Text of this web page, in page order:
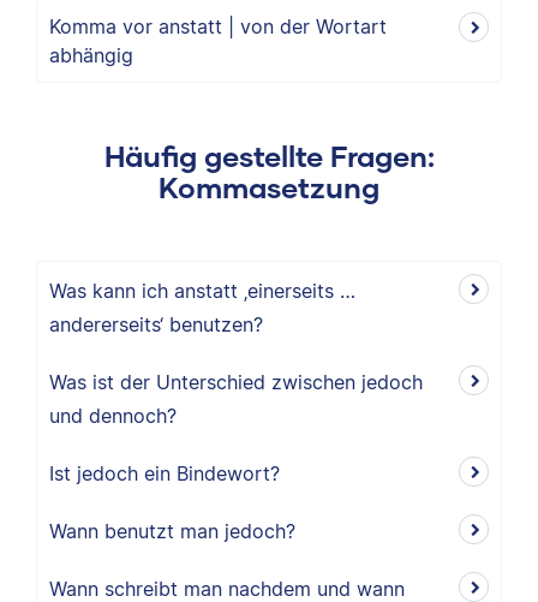
Komma vor anstatt | von der Wortart
abhängig
Häufig gestellte Fragen:
Kommasetzung
Was kann ich anstatt ‚einerseits …
andererseits‘ benutzen?
Was ist der Unterschied zwischen jedoch
und dennoch?
Ist jedoch ein Bindewort?
Wann benutzt man jedoch?
Wann schreibt man nachdem und wann